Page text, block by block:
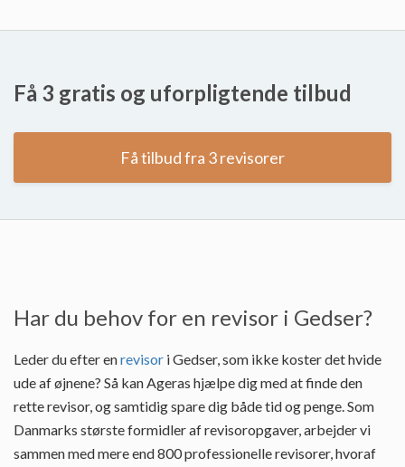
Få 3 gratis og uforpligtende tilbud
Få tilbud fra 3 revisorer
Har du behov for en revisor i Gedser?
Leder du efter enrevisor i Gedser, som ikke koster det hvide
ude af øjnene? Så kan Ageras hjælpe dig med at finde den
rette revisor, og samtidig spare dig både tid og penge. Som
Danmarks største formidler af revisoropgaver, arbejder vi
sammen med mere end 800 professionelle revisorer, hvoraf